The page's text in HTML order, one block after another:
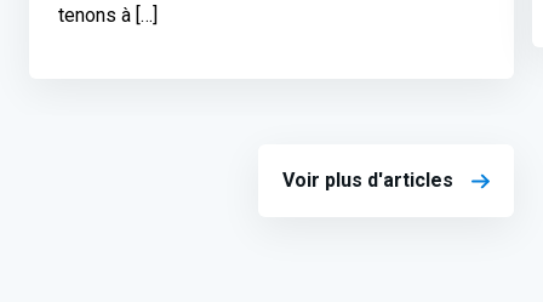
tenons à […]
Voir plus d'articles